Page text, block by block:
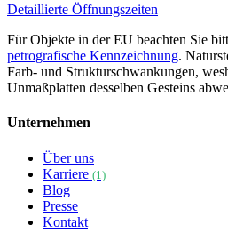
Detaillierte Öffnungszeiten
Für Objekte in der EU beachten Sie
petrografische Kennzeichnung.
Farb- und Strukturschwankungen,
Unmaßplatten desselben Gesteins
Unternehmen
Über uns
Karriere (1)
Blog
Presse
Kontakt